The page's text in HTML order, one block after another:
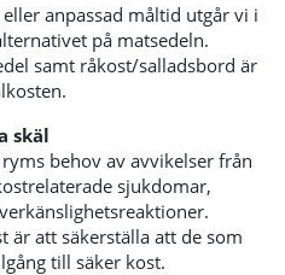
anpassad måltid utgår vi i
på matsedeln.
samt råkost/salladsbord är
skäl
behov av avvikelser från
sjukdomar,
är att säkerställa att de som
till säker kost.